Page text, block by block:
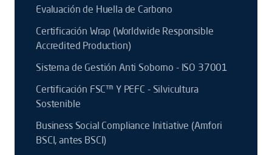
Evaluación de Huella de Carbono
Certificación Wrap (Worldwide Responsible
Accredited Production)
Sistema de Gestión Anti Soborno - ISO 37001
Certificación FSC™ Y PEFC - Silvicultura
Sostenible
Business Social Compliance Initiative (Amfori
BSCI, antes BSCI)